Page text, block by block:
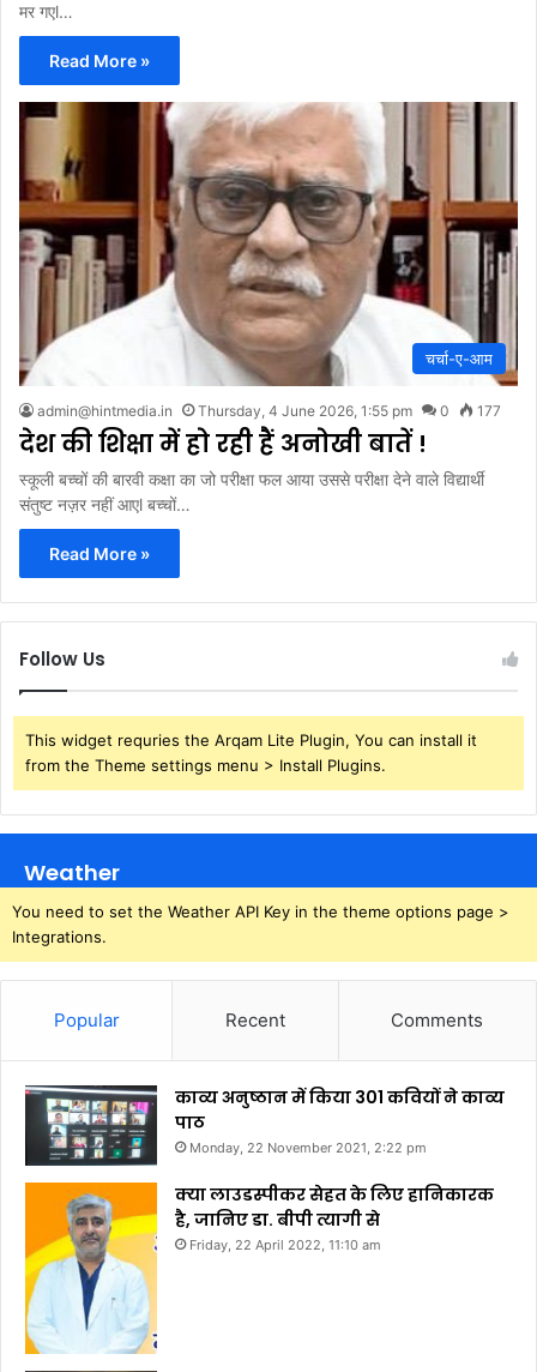
मर गएl…
Read More »
चर्चा-ए-आम
admin@hintmedia.in Thursday, 4 June 2026, 1:55 pm 0 177
देश की शिक्षा में हो रही हैं अनोखी बातें !
स्कूली बच्चों की बारवी कक्षा का जो परीक्षा फल आया उससे परीक्षा देने वाले विद्यार्थी
संतुष्ट नज़र नहीं आएl बच्चों…
Read More »
Follow Us
This widget requries the Arqam Lite Plugin, You can install it
from the Theme settings menu > Install Plugins.
Weather
You need to set the Weather API Key in the theme options page >
Integrations.
Popular Recent Comments
काव्य अनुष्ठान में किया 301 कवियों ने काव्य
पाठ
Monday, 22 November 2021, 2:22 pm
क्या लाउडस्पीकर सेहत के लिए हानिकारक
है, जानिए डा. बीपी त्यागी से
Friday, 22 April 2022, 11:10 am